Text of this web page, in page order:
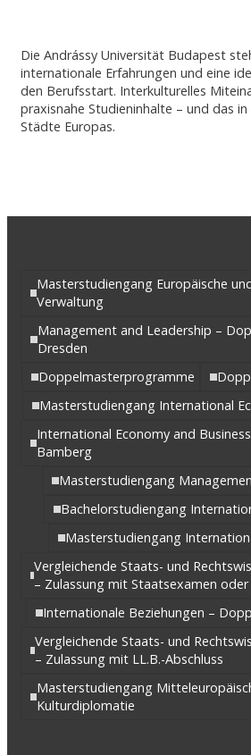
Die Andrássy Universität Budapest
internationale Erfahrungen und eine
den Berufsstart. Interkulturelles
praxisnahe Studieninhalte – und das
Städte Europas.
Masterstudiengang Europäische
Verwaltung
Management and Leadership –
Dresden
Doppelmasterprogramme
Masterstudiengang International
International Economy and
Bamberg
Masterstudiengang
Bachelorstudiengang
Masterstudiengang
Vergleichende Staats- und
– Zulassung mit Staatsexamen oder
Internationale Beziehungen –
Vergleichende Staats- und
– Zulassung mit LL.B.-Abschluss
Masterstudiengang
Kulturdiplomatie